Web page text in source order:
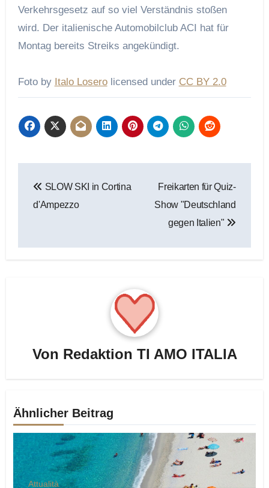
Verkehrsgesetz auf so viel Verständnis stoßen
wird. Der italienische Automobilclub ACI hat für
Montag bereits Streiks angekündigt.
Foto by Italo Loserolicensed under CC BY 2.0
SLOW SKI in Cortina
d'Ampezzo
Freikarten für Quiz-
Show "Deutschland
gegen Italien"
Von Redaktion TI AMO ITALIA
Ähnlicher Beitrag
Attualità